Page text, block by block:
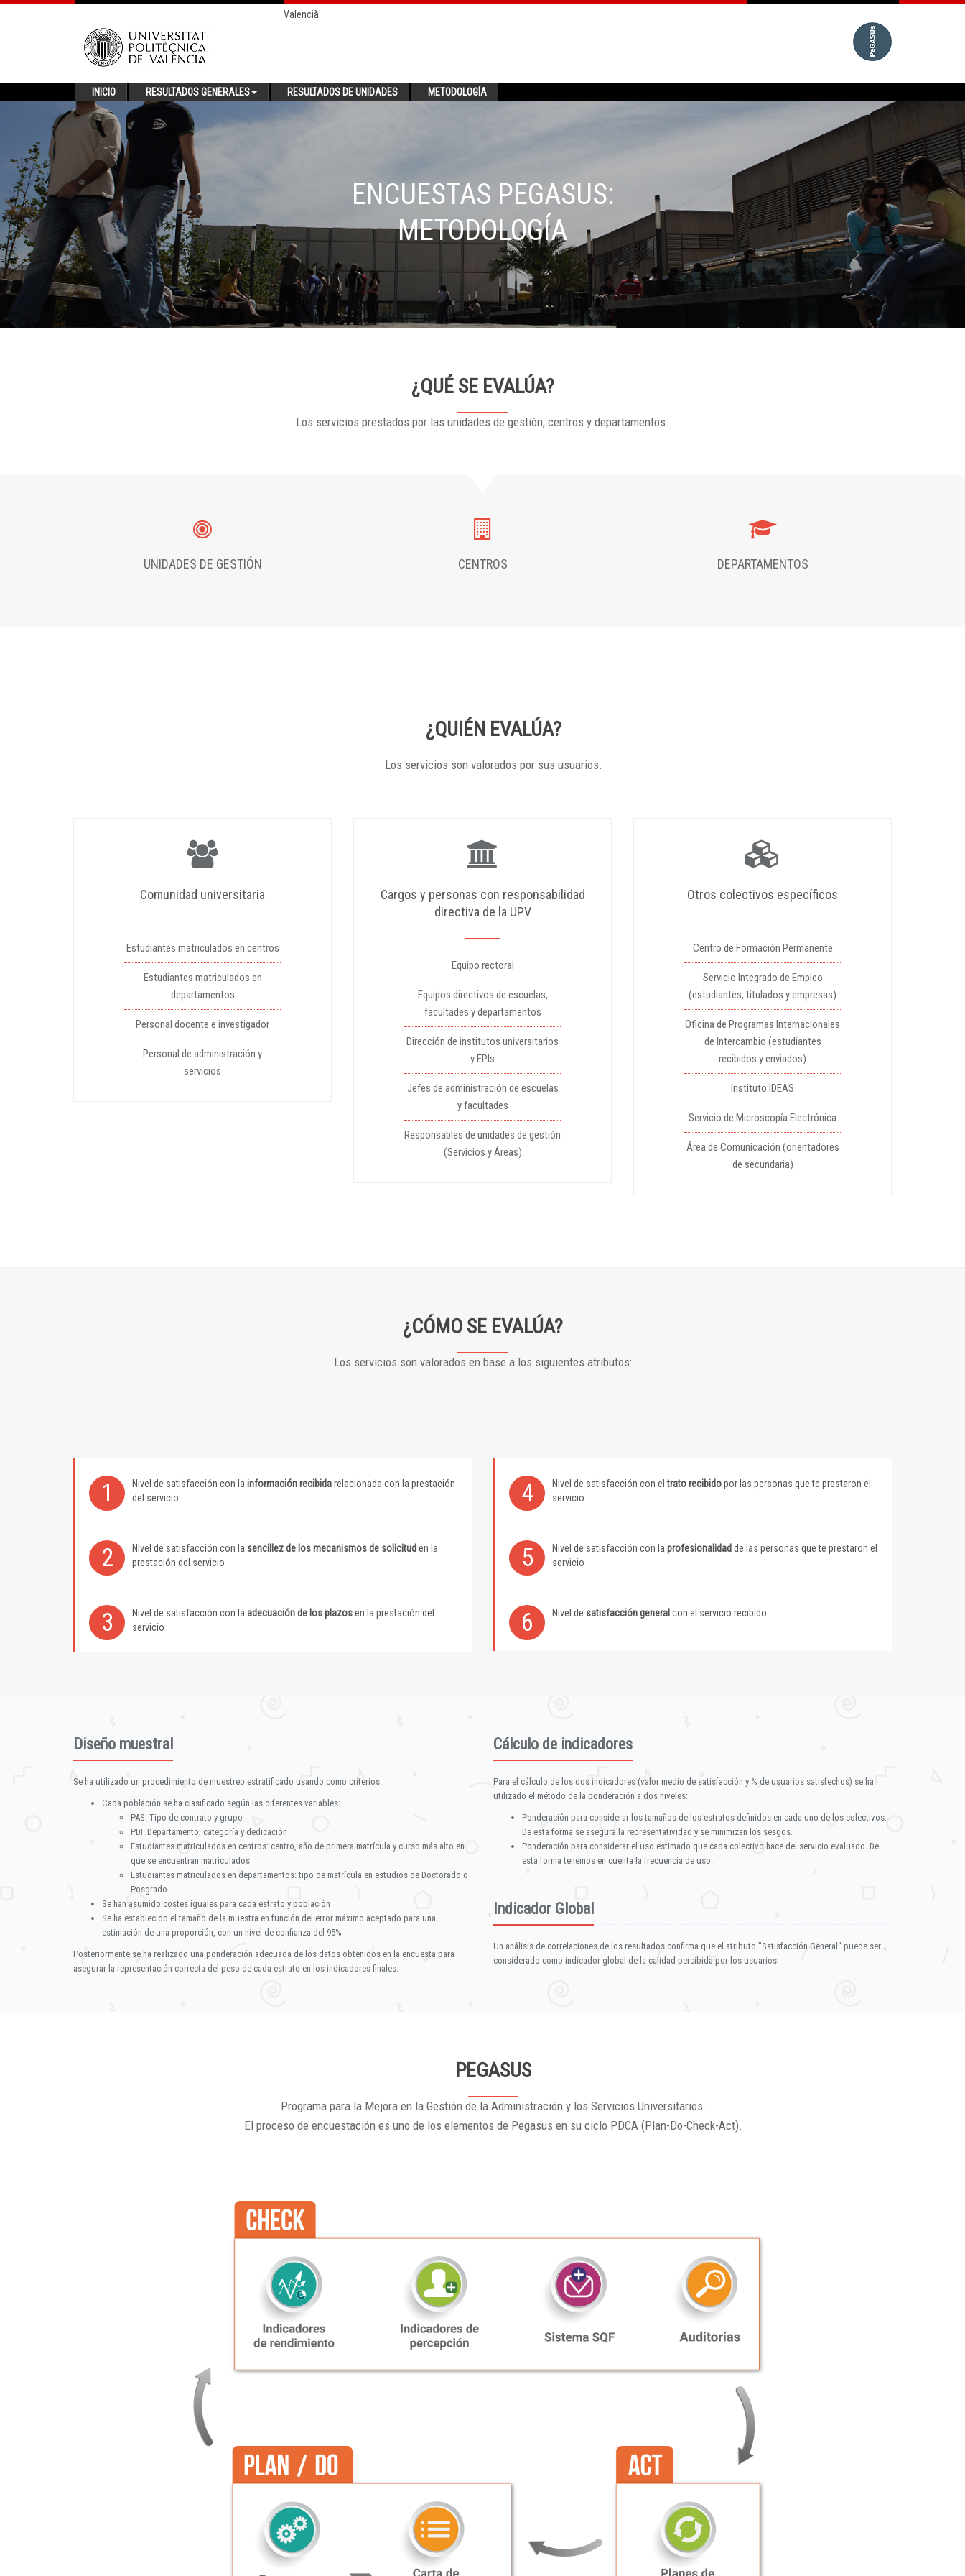
Valencià
INICIO RESULTADOS GENERALES RESULTADOS DE UNIDADES METODOLOGÍA
ENCUESTAS PEGASUS:
METODOLOGÍA
¿QUÉ SE EVALÚA?
Los servicios prestados por las unidades de gestión, centros y departamentos.
UNIDADES DE GESTIÓN CENTROS DEPARTAMENTOS
¿QUIÉN EVALÚA?
Los servicios son valorados por sus usuarios.
Comunidad universitaria
Estudiantes matriculados en centros
Estudiantes matriculados en
departamentos
Personal docente e investigador
Personal de administración y
servicios
Cargos y personas con responsabilidad
directiva de la UPV
Equipo rectoral
Equipos directivos de escuelas,
facultades y departamentos
Dirección de institutos universitarios
y EPIs
Jefes de administración de escuelas
y facultades
Responsables de unidades de gestión
(Servicios y Áreas)
Otros colectivos específicos
Centro de Formación Permanente
Servicio Integrado de Empleo
(estudiantes, titulados y empresas)
Oficina de Programas Internacionales
de Intercambio (estudiantes
recibidos y enviados)
Instituto IDEAS
Servicio de Microscopía Electrónica
Área de Comunicación (orientadores
de secundaria)
¿CÓMO SE EVALÚA?
Los servicios son valorados en base a los siguientes atributos:
1 Nivel de satisfacción con la información recibidarelacionada con la prestación
del servicio
4 Nivel de satisfacción con eltrato recibidopor las personas que te prestaron el
servicio
2 Nivel de satisfacción con la sencillez de los mecanismos de solicitud en la
prestación del servicio
5 Nivel de satisfacción con la profesionalidad de las personas que te prestaron el
servicio
3 Nivel de satisfacción con la adecuación de los plazosen la prestación del
servicio
6 Nivel de satisfacción general con el servicio recibido
Diseño muestral
Se ha utilizado un procedimiento de muestreo estratificado usando como criterios:
Cada población se ha clasificado según las diferentes variables:
PAS: Tipo de contrato y grupo
PDI: Departamento, categoría y dedicación
Estudiantes matriculados en centros: centro, año de primera matrícula y curso más alto en
que se encuentran matriculados
Estudiantes matriculados en departamentos: tipo de matrícula en estudios de Doctorado o
Posgrado
Se han asumido costes iguales para cada estrato y población
Se ha establecido el tamaño de la muestra en función del error máximo aceptado para una
estimación de una proporción, con un nivel de confianza del 95%
Posteriormente se ha realizado una ponderación adecuada de los datos obtenidos en la encuesta para
asegurar la representación correcta del peso de cada estrato en los indicadores finales.
Cálculo de indicadores
Para el cálculo de los dos indicadores (valor medio de satisfacción y % de usuarios satisfechos) se ha
utilizado el método de la ponderación a dos niveles:
Ponderación para considerar los tamaños de los estratos definidos en cada uno de los colectivos.
De esta forma se asegura la representatividad y se minimizan los sesgos.
Ponderación para considerar el uso estimado que cada colectivo hace del servicio evaluado. De
esta forma tenemos en cuenta la frecuencia de uso.
Indicador Global
Un análisis de correlaciones de los resultados confirma que el atributo "Satisfacción General" puede ser
considerado como indicador global de la calidad percibida por los usuarios.
PEGASUS
Programa para la Mejora en la Gestión de la Administración y los Servicios Universitarios.
El proceso de encuestación es uno de los elementos de Pegasus en su ciclo PDCA (Plan-Do-Check-Act).